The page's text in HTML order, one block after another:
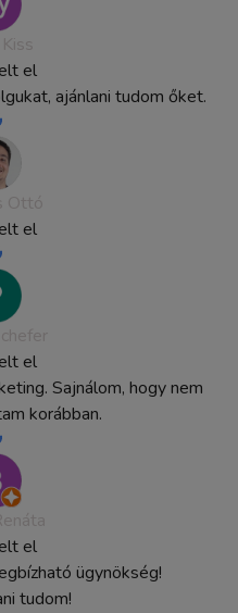
el
ajánlani tudom őket.
el
el
Sajnálom, hogy nem
korábban.
el
ügynökség!
tudom!